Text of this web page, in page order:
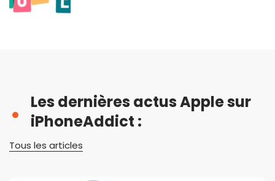
Les dernières actus Apple sur
iPhoneAddict :
Tous les articles